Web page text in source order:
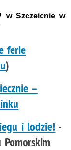
w Szczeicnie w
ferie
)
–
i lodzie! -